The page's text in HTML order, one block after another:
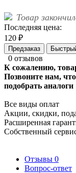
Товар
Последняя цена:
120 ₽
Предзаказ
0 отзывов
К сожалению,
Позвоните нам,
подобрать аналоги
Все виды оплат
Акции, скидки,
Расширенная
Собственный
Отзывы 0
Вопрос-ответ